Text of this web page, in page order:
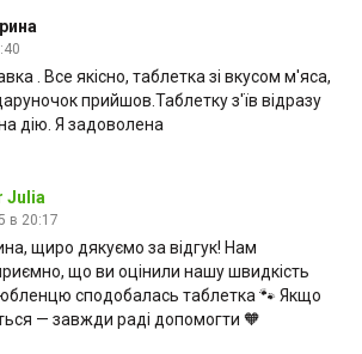
. Все якісно, таблетка зі вкусом м'яса,
прийшов.Таблетку з'їв відразу
дію. Я задоволена
Julia
в 20:17
щиро дякуємо за відгук! Нам
що ви оцінили нашу швидкість
сподобалась таблетка 🐾 Якщо
— завжди раді допомогти 🧡